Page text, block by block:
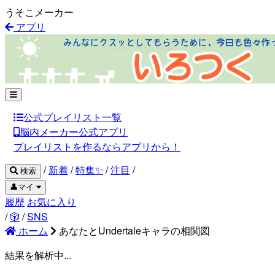
うそこメーカー
アプリ
公式プレイリスト一覧
脳内メーカー公式アプリ
プレイリストを作るならアプリから！
検索 / 新着/特集✨ /注目 /
👤マイ
履歴 お気に入り
/🎲 /SNS
ホーム
あなたとUndertaleキャラの相関図
結果を解析中...